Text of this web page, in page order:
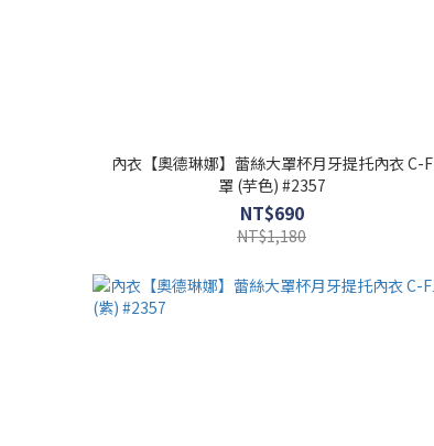
內衣【奧德琳娜】蕾絲大罩杯月牙提托內衣 C-F
罩 (芋色) #2357
NT$690
NT$1,180